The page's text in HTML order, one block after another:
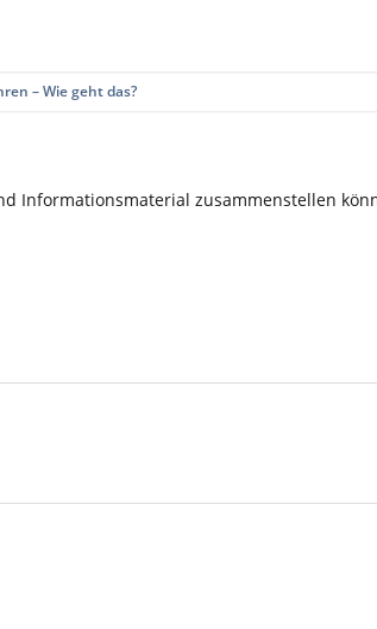
– Wie geht das?
Informationsmaterial zusammenstellen